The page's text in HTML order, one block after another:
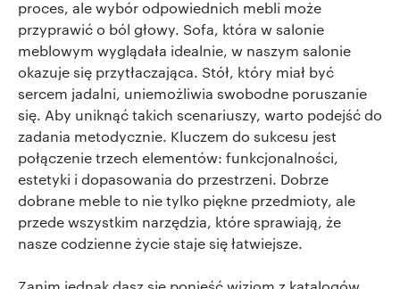
proces, ale wybór odpowiednich mebli może
przyprawić o ból głowy. Sofa, która w salonie
meblowym wyglądała idealnie, w naszym salonie
okazuje się przytłaczająca. Stół, który miał być
sercem jadalni, uniemożliwia swobodne poruszanie
się. Aby uniknąć takich scenariuszy, warto podejść do
zadania metodycznie. Kluczem do sukcesu jest
połączenie trzech elementów: funkcjonalności,
estetyki i dopasowania do przestrzeni. Dobrze
dobrane meble to nie tylko piękne przedmioty, ale
przede wszystkim narzędzia, które sprawiają, że
nasze codzienne życie staje się łatwiejsze.